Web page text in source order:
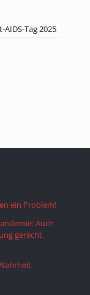
Tag 2025
ein Problem!
Auch
gerecht